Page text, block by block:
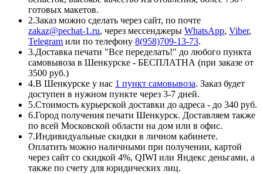
готовых макетов.
2.Заказ можно сделать через сайт, по почте
zakaz@pechat-1.ru, через мессенджеры WhatsApp, Viber,
Telegram или по телефону 8(958)709-13-73.
3.Доставка печати "Все переделать!" до любого пункта
самовывоза в Шенкурске - БЕСПЛАТНА (при заказе от
3500 руб.)
4.В Шенкурске у нас 1 пункт самовывоза. Заказ будет
доступен в нужном пункте через 3-7 дней.
5.Стоимость курьерской доставки до адреса - до 340 руб.
6.Город получения печати Шенкурск. Доставляем также
по всей Московской области на дом или в офис.
7.Индивидуальные скидки в личном кабинете.
Оплатить можно наличными при получении, картой
через сайт со скидкой 4%, QIWI или Яндекс деньгами, а
также по счету для юридических лиц.